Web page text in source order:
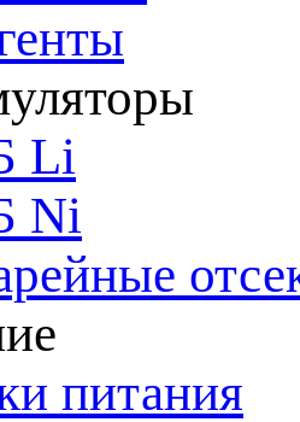
Li
Ni
питания